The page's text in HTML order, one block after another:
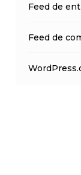
Feed de
Feed de